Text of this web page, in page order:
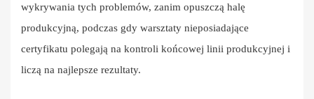
wykrywania tych problemów, zanim opuszczą halę
produkcyjną, podczas gdy warsztaty nieposiadające
certyfikatu polegają na kontroli końcowej linii produkcyjnej i
liczą na najlepsze rezultaty.